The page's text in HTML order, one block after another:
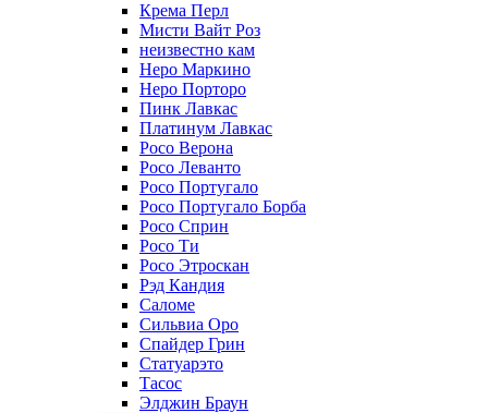
Крема Перл
Мисти Вайт Роз
неизвестно кам
Неро Маркино
Неро Порторо
Пинк Лавкаc
Платинум Лавкас
Росо Верона
Росо Леванто
Росо Португало
Росо Португало Борба
Росо Сприн
Росо Ти
Росо Этроскан
Рэд Кандия
Саломе
Сильвиа Оро
Спайдер Грин
Статуарэто
Тасос
Элджин Браун